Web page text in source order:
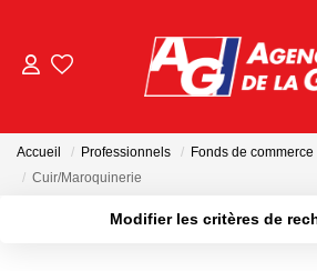
Accueil Professionnels Fonds de commerce
Cuir/Maroquinerie
Modifier les critères de